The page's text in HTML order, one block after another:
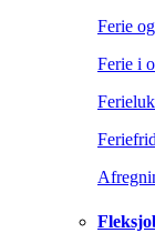
Ferie
Ferie i